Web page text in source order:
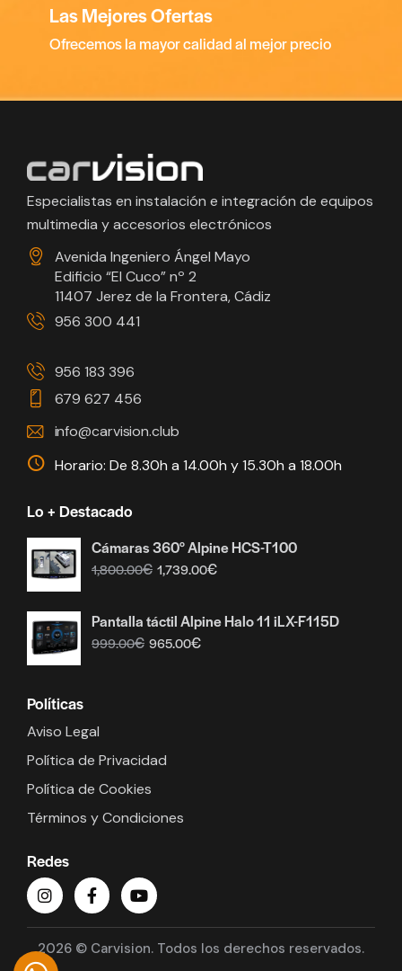
Las Mejores Ofertas
Ofrecemos la mayor calidad al mejor precio
Especialistas en instalación e integración de equipos
multimedia y accesorios electrónicos
Avenida Ingeniero Ángel Mayo
Edificio “El Cuco” nº 2
11407 Jerez de la Frontera, Cádiz
956 300 441
956 183 396
679 627 456
info@carvision.club
Horario: De 8.30h a 14.00h y 15.30h a 18.00h
Lo + Destacado
Cámaras 360° Alpine HCS-T100
1,800.00€ 1,739.00€
Pantalla táctil Alpine Halo 11 iLX-F115D
999.00€ 965.00€
Políticas
Aviso Legal
Política de Privacidad
Política de Cookies
Términos y Condiciones
Redes
2026 © Carvision. Todos los derechos reservados.